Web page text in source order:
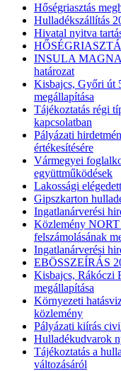
Hőségriasztás
Hulladékszállítás
Hivatal nyitva
INSULA MAGNA
határozat
Kisbajcs, Győri út
megállapítása
Tájékoztatás régi
kapcsolatban
Pályázati
értékesítésére
Vármegyei
együttműködések
Lakossági
Gipszkarton
Ingatlanárverési
Közlemény NORT
felszámolásának
Ingatlanárverési
EBÖSSZEÍRÁS
Kisbajcs, Rákóczi
megállapítása
Környezeti
közlemény
Pályázati kiírás
Hulladékudvarok
Tájékoztatás a
változásáról